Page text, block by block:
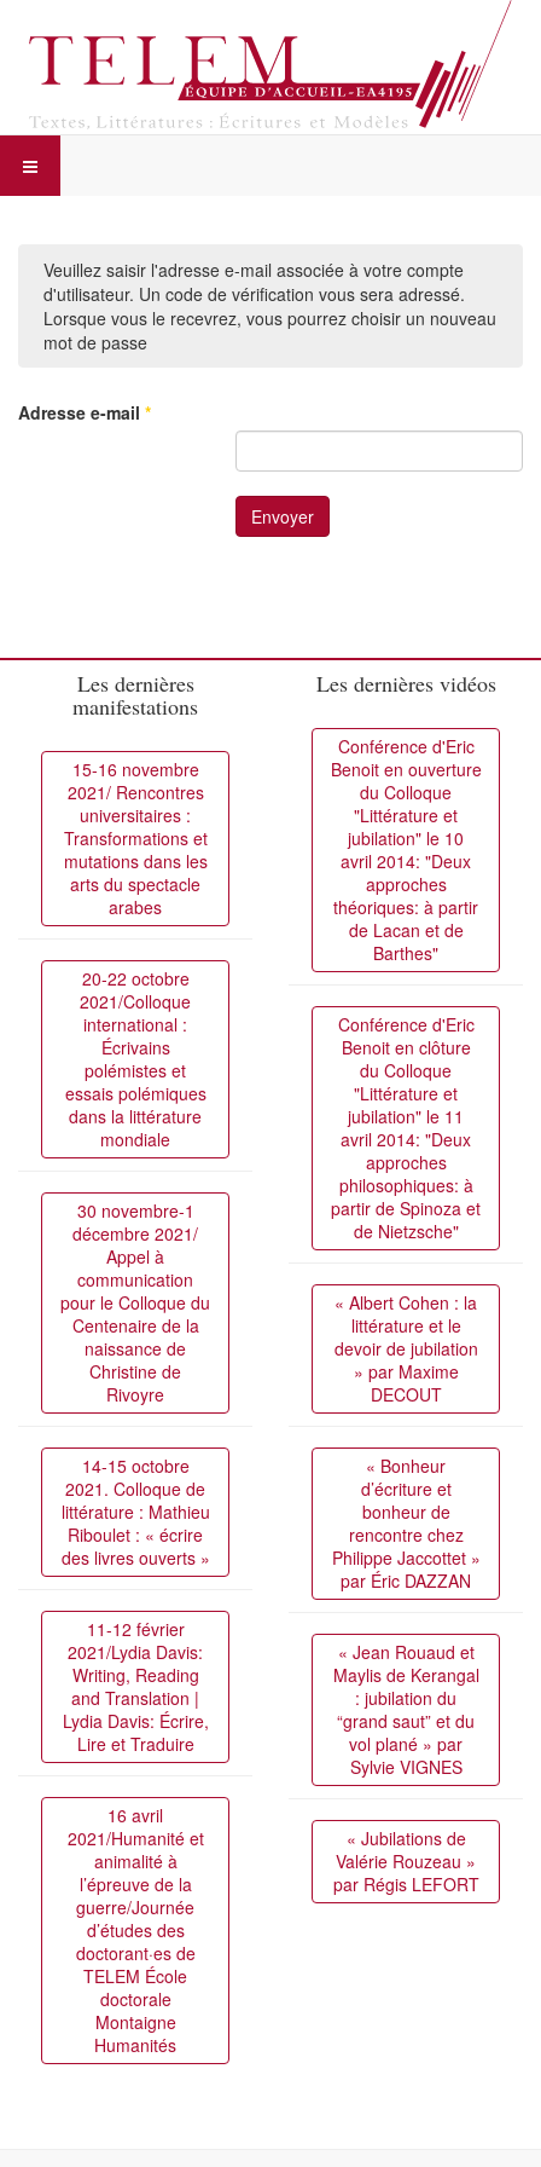
Veuillez saisir l'adresse e-mail associée à votre compte
d'utilisateur. Un code de vérification vous sera adressé.
Lorsque vous le recevrez, vous pourrez choisir un nouveau
mot de passe
Adresse e-mail *
Envoyer
Les dernières
manifestations
15-16 novembre
2021/ Rencontres
universitaires :
Transformations et
mutations dans les
arts du spectacle
arabes
20-22 octobre
2021/Colloque
international :
Écrivains
polémistes et
essais polémiques
dans la littérature
mondiale
30 novembre-1
décembre 2021/
Appel à
communication
pour le Colloque du
Centenaire de la
naissance de
Christine de
Rivoyre
14-15 octobre
2021. Colloque de
littérature : Mathieu
Riboulet : « écrire
des livres ouverts »
11-12 février
2021/Lydia Davis:
Writing, Reading
and Translation |
Lydia Davis: Écrire,
Lire et Traduire
16 avril
2021/Humanité et
animalité à
l’épreuve de la
guerre/Journée
d’études des
doctorant·es de
TELEM École
doctorale
Montaigne
Humanités
Les dernières vidéos
Conférence d'Eric
Benoit en ouverture
du Colloque
"Littérature et
jubilation" le 10
avril 2014: "Deux
approches
théoriques: à partir
de Lacan et de
Barthes"
Conférence d'Eric
Benoit en clôture
du Colloque
"Littérature et
jubilation" le 11
avril 2014: "Deux
approches
philosophiques: à
partir de Spinoza et
de Nietzsche"
« Albert Cohen : la
littérature et le
devoir de jubilation
» par Maxime
DECOUT
« Bonheur
d’écriture et
bonheur de
rencontre chez
Philippe Jaccottet »
par Éric DAZZAN
« Jean Rouaud et
Maylis de Kerangal
: jubilation du
“grand saut” et du
vol plané » par
Sylvie VIGNES
« Jubilations de
Valérie Rouzeau »
par Régis LEFORT